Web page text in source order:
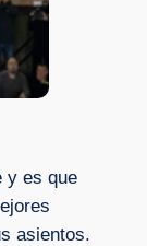
y es que
asientos.